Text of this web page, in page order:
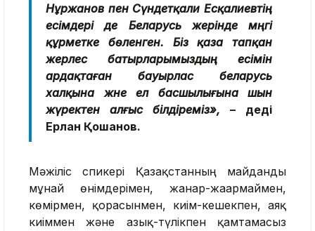
Нұржанов пен Сүндетқали Есқалиевтің
есімдері де Беларусь жерінде мәңгі
құрметке бөленген. Біз қаза тапқан
жерлес батырларымыздың есімін
ардақтаған бауырлас беларусь
халқына және ел басшылығына шын
жүректен алғыс білдіреміз», – деді
Ерлан Қошанов.
Мәжіліс спикері Қазақстанның майданды
мұнай өнімдерімен, жанар-жағармаймен,
көмірмен, қорғасынмен, киім-кешекпен, аяқ
киіммен және азық-түлікпен қамтамасыз